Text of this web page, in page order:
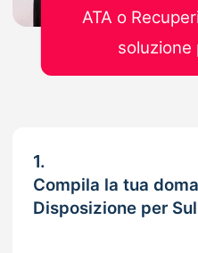
1.
Compila la tua
Disposizione per
ATA o